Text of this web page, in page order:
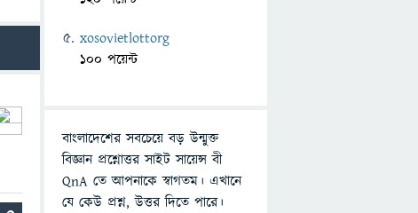
xosovietlottorg
100 পয়েন্ট
বাংলাদেশের সবচেয়ে বড় উন্মুক্ত
বিজ্ঞান প্রশ্নোত্তর সাইট সায়েন্স বী
QnA তে আপনাকে স্বাগতম। এখানে
যে কেউ প্রশ্ন, উত্তর দিতে পারে।